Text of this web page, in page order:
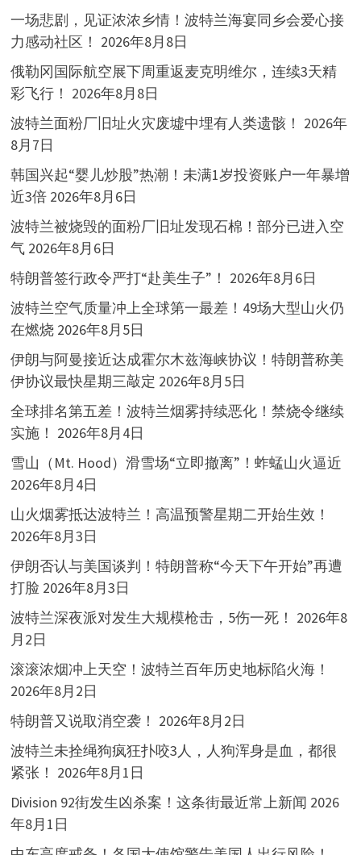
一场悲剧，见证浓浓乡情！波特兰海宴同乡会爱心接
力感动社区！ 2026年8月8日
俄勒冈国际航空展下周重返麦克明维尔，连续3天精
彩飞行！ 2026年8月8日
波特兰面粉厂旧址火灾废墟中埋有人类遗骸！ 2026年
8月7日
韩国兴起“婴儿炒股”热潮！未满1岁投资账户一年暴增
近3倍 2026年8月6日
波特兰被烧毁的面粉厂旧址发现石棉！部分已进入空
气 2026年8月6日
特朗普签行政令严打“赴美生子”！ 2026年8月6日
波特兰空气质量冲上全球第一最差！49场大型山火仍
在燃烧 2026年8月5日
伊朗与阿曼接近达成霍尔木兹海峡协议！特朗普称美
伊协议最快星期三敲定 2026年8月5日
全球排名第五差！波特兰烟雾持续恶化！禁烧令继续
实施！ 2026年8月4日
雪山（Mt. Hood）滑雪场“立即撤离”！蚱蜢山火逼近
2026年8月4日
山火烟雾抵达波特兰！高温预警星期二开始生效！
2026年8月3日
伊朗否认与美国谈判！特朗普称“今天下午开始”再遭
打脸 2026年8月3日
波特兰深夜派对发生大规模枪击，5伤一死！ 2026年8
月2日
滚滚浓烟冲上天空！波特兰百年历史地标陷火海！
2026年8月2日
特朗普又说取消空袭！ 2026年8月2日
波特兰未拴绳狗疯狂扑咬3人，人狗浑身是血，都很
紧张！ 2026年8月1日
Division 92街发生凶杀案！这条街最近常上新闻 2026
年8月1日